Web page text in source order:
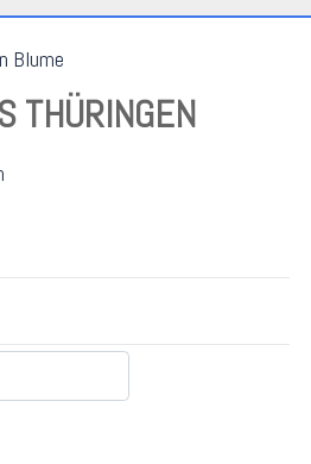
Blume
THÜRINGEN